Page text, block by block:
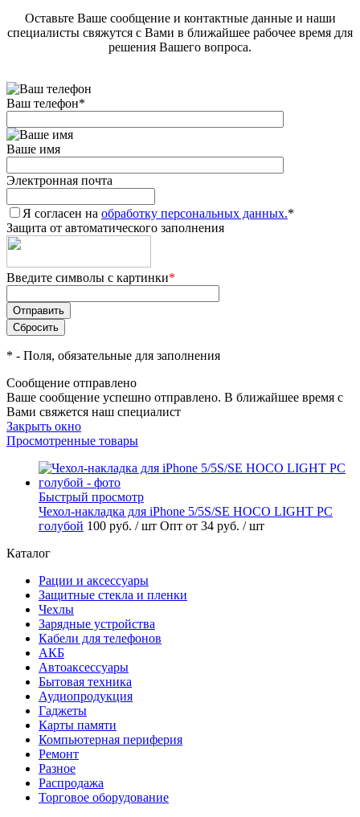
Оставьте Ваше сообщение и контактные данные и наши
специалисты свяжутся с Вами в ближайшее рабочее время для
решения Вашего вопроса.
Ваш телефон*
Ваше имя
Электронная почта
Я согласен на обработку персональных данных.*
Защита от автоматического заполнения
Введите символы с картинки*
* - Поля, обязательные для заполнения
Сообщение отправлено
Ваше сообщение успешно отправлено. В ближайшее время с
Вами свяжется наш специалист
Закрыть окно
Просмотренные товары
Быстрый просмотр
Чехол-накладка для iPhone 5/5S/SE HOCO LIGHT PC
голубой 100 руб. / шт Опт от 34 руб. / шт
Каталог
Рации и аксессуары
Защитные стекла и пленки
Чехлы
Зарядные устройства
Кабели для телефонов
АКБ
Автоаксессуары
Бытовая техника
Аудиопродукция
Гаджеты
Карты памяти
Компьютерная периферия
Ремонт
Разное
Распродажа
Торговое оборудование